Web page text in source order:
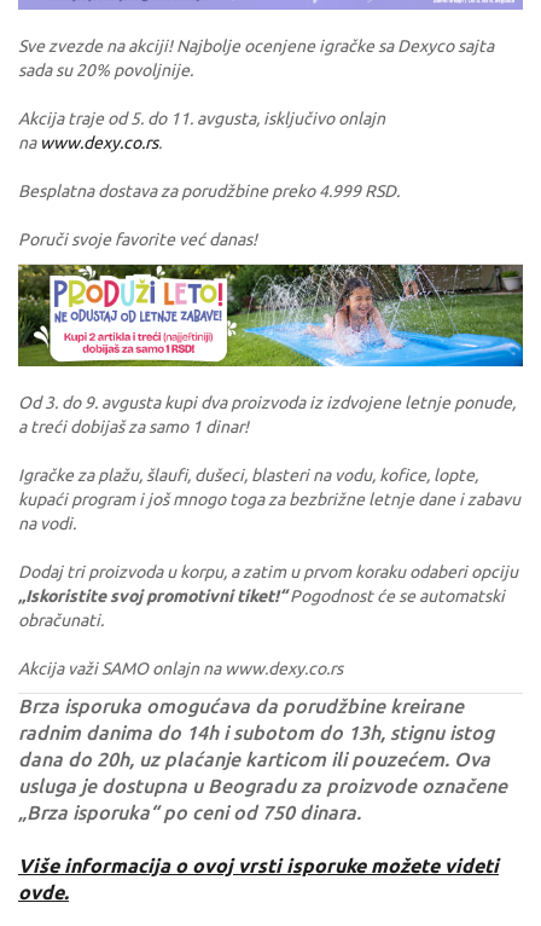
Sve zvezde na akciji! Najbolje ocenjene igračke sa Dexyco sajta
sada su 20% povoljnije.
Akcija traje od 5. do 11. avgusta, isključivo onlajn
na www.dexy.co.rs.
Besplatna dostava za porudžbine preko 4.999 RSD.
Poruči svoje favorite već danas!
Od 3. do 9. avgusta kupi dva proizvoda iz izdvojene letnje ponude,
a treći dobijaš za samo 1 dinar!
Igračke za plažu, šlaufi, dušeci, blasteri na vodu, kofice, lopte,
kupaći program i još mnogo toga za bezbrižne letnje dane i zabavu
na vodi.
Dodaj tri proizvoda u korpu, a zatim u prvom koraku odaberi opciju
„Iskoristite svoj promotivni tiket!“Pogodnost će se automatski
obračunati.
Akcija važi SAMO onlajn na www.dexy.co.rs
Brza isporuka omogućava da porudžbine kreirane
radnim danima do 14h i subotom do 13h, stignu istog
dana do 20h, uz plaćanje karticom ili pouzećem. Ova
usluga je dostupna u Beogradu za proizvode označene
„Brza isporuka“ po ceni od 750 dinara.
Više informacija o ovoj vrsti isporuke možete videti
ovde.